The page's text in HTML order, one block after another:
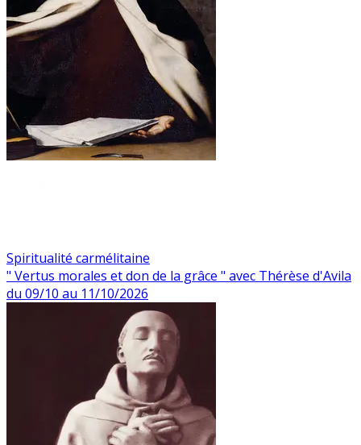
Spiritualité carmélitaine
" Vertus morales et don de la grâce " avec Thérèse d'Avila
du 09/10 au 11/10/2026